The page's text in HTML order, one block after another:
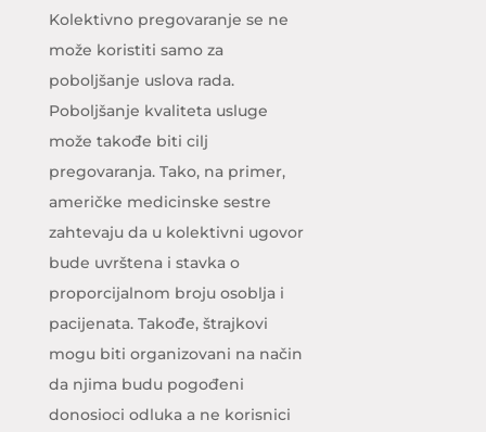
Kolektivno pregovaranje se ne
može koristiti samo za
poboljšanje uslova rada.
Poboljšanje kvaliteta usluge
može takođe biti cilj
pregovaranja. Tako, na primer,
američke medicinske sestre
zahtevaju da u kolektivni ugovor
bude uvrštena i stavka o
proporcijalnom broju osoblja i
pacijenata. Takođe, štrajkovi
mogu biti organizovani na način
da njima budu pogođeni
donosioci odluka a ne korisnici